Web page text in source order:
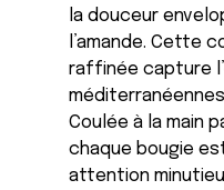
la douceur
l’amande. Cette
raffinée capture
Coulée à la main
chaque bougie
attention